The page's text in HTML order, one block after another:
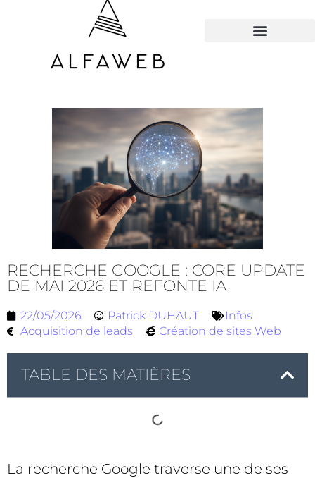
RECHERCHE GOOGLE : CORE UPDATE
DE MAI 2026 ET REFONTE IA
22/05/2026 Patrick DUHAUT
Infos
Acquisition de leads
Création de sites Web
TABLE DES MATIÈRES
La recherche Google traverse une de ses